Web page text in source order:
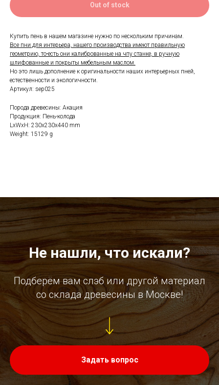
Out of stock
Купить пень в нашем магазине нужно по нескольким причинам.
Все пни для интерьера, нашего производства имеют правильную
геометрию, то-есть они калиброванные на чпу станке, в ручную
шлифованные и покрыты мебельным маслом.
Но это лишь дополнение к оригинальности наших интерьерных пней,
естественности и экологичности.
Артикул: sep025
Порода древесины: Акация
Продукция: Пень-колода
LxWxH: 230x230x440 mm
Weight: 15129 g
Не нашли, что искали?
Подберём вам слэб или другой материал
со склада древесины в Москве!
Задать вопрос